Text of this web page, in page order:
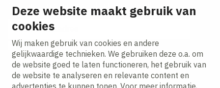
Deze website maakt gebruik van
cookies
Wij maken gebruik van cookies en andere
gelijkwaardige technieken. We gebruiken deze o.a. om
de website goed te laten functioneren, het gebruik van
de website te analyseren en relevante content en
advertenties te kunnen tonen. Voor meer informatie,
Ontvang onze nieuws alerts in je mailbox!
E-mailadres
Ik ga akkoord met hetprivacy statement.